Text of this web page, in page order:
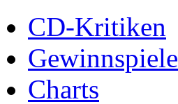
CD-Kritiken
Gewinnspiele
Charts